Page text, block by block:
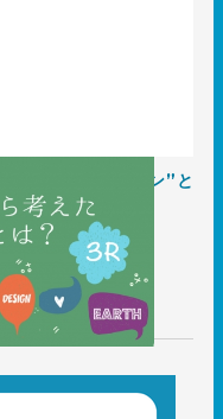
た”エコなデザイン”と